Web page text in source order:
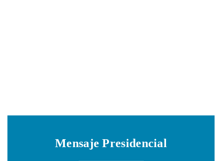
Mensaje Presidencial